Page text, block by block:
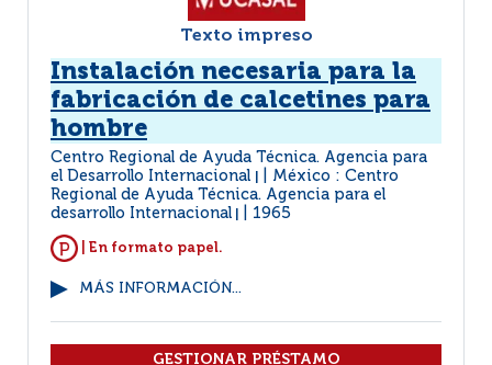
Texto impreso
Instalación necesaria para la
fabricación de calcetines para
hombre
Centro Regional de Ayuda Técnica. Agencia para
el Desarrollo Internacional
México : Centro
Regional de Ayuda Técnica. Agencia para el
desarrollo Internacional
1965
| En formato papel.
MÁS INFORMACIÓN...